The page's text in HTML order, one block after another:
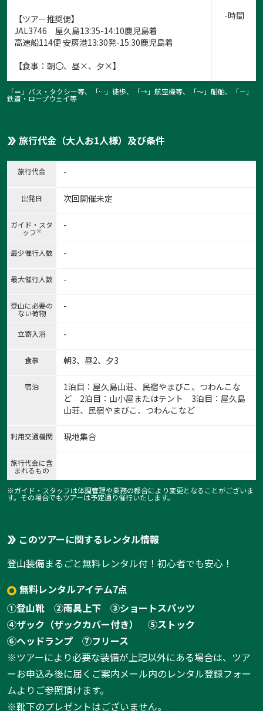
【ツアー推奨便】
JAL3746 屋久島13:35-14:10鹿児島着
高速船114便 安房港13:30発-15:30鹿児島着
【食事：朝〇、昼×、夕×】
-時間
「＝」バス・タクシー等、「…」徒歩、「→」航空機等、「〜」船舶、「－」
鉄道・ロープウェイ等
旅行代金（大人お1人様）及び条件
旅行代金 -
出発日 次回開催未定
ガイド・スタ
ッフ※ -
最少催行人数 -
最大催行人数 -
登山に必要の
ない荷物
-
立寄入浴 -
食事 朝3、昼2、夕3
宿泊
1泊目：屋久島山荘、民宿やまびこ、つわんこな
ど 2泊目：山小屋またはテント 3泊目：屋久島
山荘、民宿やまびこ、つわんこなど
利用交通機関 現地集合
旅行代金に含
まれるもの
※ガイド・スタッフは体調管理や業務の都合により変更となることがございま
す。その場合でもツアーは予定通り催行いたします。
このツアーに関するレンタル情報
登山装備まるごと無料レンタル付！初心者でも安心！
無料レンタルアイテム7点
①登山靴
②雨具上下
③ショートスパッツ
④ザック（ザックカバー付き）
⑤ストック
⑥ヘッドランプ
⑦フリース
※ツアーにより必要な装備が上記以外にある場合は、ツア
ーお申込み後に届くご案内メール内のレンタル登録フォー
ムよりご参照頂けます。
※靴下のプレゼントはございません。
屋久島のコケ